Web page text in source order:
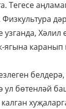
Тегесе
Хәлил
каранып
белдерә,
бөтенләй